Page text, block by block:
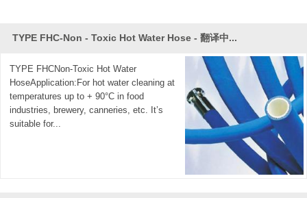
Tech Control está bien equipado con las instalaciones más
avanzadas y cuenta con personal experimentado y
dedicado. Estamos felices y orgullosos de que nuestro éxito
no se base solamente en el conocimiento de fabricación
total y la innovación diaria, sino también en la inspección
más estricta en cada fase de producción. Con tal
experiencia exitosa, traemos nuestros productos con los
siguientes requisitos para compartir con los clientes: más
seguridad, menor costo, mayor calidad, larga vida útil y
TYPE FHC-Non - Toxic Hot Water Hose - 翻译中...
TYPE FHCNon-Toxic Hot Water
HoseApplication:For hot water cleaning at
temperatures up to + 90°C in food
industries, brewery, canneries, etc. It’s
suitable for...